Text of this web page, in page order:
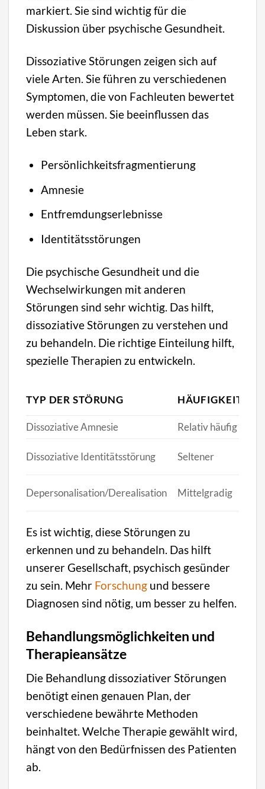
markiert. Sie sind wichtig für die
Diskussion über psychische Gesundheit.
Dissoziative Störungen zeigen sich auf
viele Arten. Sie führen zu verschiedenen
Symptomen, die von Fachleuten bewertet
werden müssen. Sie beeinflussen das
Leben stark.
Persönlichkeitsfragmentierung
Amnesie
Entfremdungserlebnisse
Identitätsstörungen
Die psychische Gesundheit und die
Wechselwirkungen mit anderen
Störungen sind sehr wichtig. Das hilft,
dissoziative Störungen zu verstehen und
zu behandeln. Die richtige Einteilung hilft,
spezielle Therapien zu entwickeln.
TYP DER STÖRUNG HÄUFIGKEIT
Dissoziative Amnesie
Relativ häufig
Dissoziative Identitätsstörung Seltener
Depersonalisation/Derealisation Mittelgradig
Es ist wichtig, diese Störungen zu
erkennen und zu behandeln. Das hilft
unserer Gesellschaft, psychisch gesünder
zu sein. Mehr Forschung und bessere
Diagnosen sind nötig, um besser zu helfen.
Behandlungsmöglichkeiten und
Therapieansätze
Die Behandlung dissoziativer Störungen
benötigt einen genauen Plan, der
verschiedene bewährte Methoden
beinhaltet. Welche Therapie gewählt wird,
hängt von den Bedürfnissen des Patienten
ab.